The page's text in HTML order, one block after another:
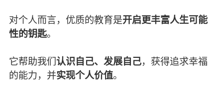
对个人而言，优质的教育是开启更丰富人生可能
性的钥匙。
它帮助我们认识自己、发展自己，获得追求幸福
的能力，并实现个人价值。